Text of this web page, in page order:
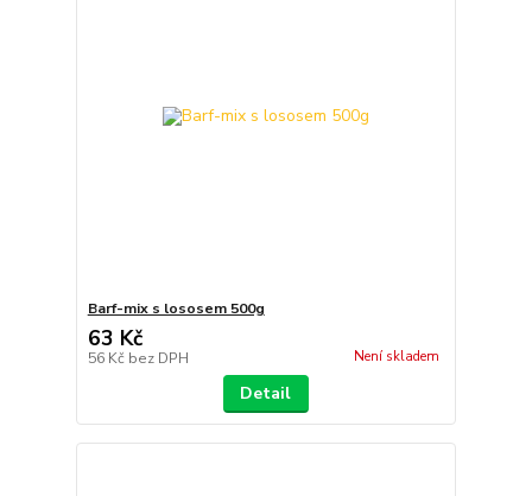
Barf-mix s lososem 500g
63 Kč
56 Kč bez DPH Není skladem
Detail